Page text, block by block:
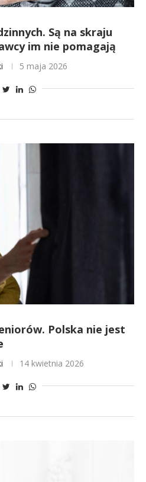
Są na skraju
im nie pomagają
5 maja 2026
Polska nie jest
14 kwietnia 2026